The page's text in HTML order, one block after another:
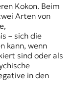
Kokon. Beim
Arten von
– sich die
kann, wenn
sind oder als
in den